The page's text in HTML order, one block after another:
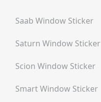
Saab Window Sticker
Saturn Window Sticker
Scion Window Sticker
SmartWindow Sticker